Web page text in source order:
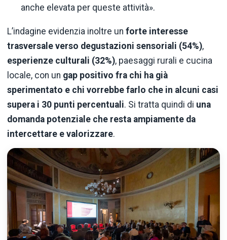
anche elevata per queste attività».
L’indagine evidenzia inoltre un forte interesse
trasversale verso degustazioni sensoriali (54%),
esperienze culturali (32%), paesaggi rurali e cucina
locale, con un gap positivo fra chi ha già
sperimentato e chi vorrebbe farlo che in alcuni casi
supera i 30 punti percentuali. Si tratta quindi di una
domanda potenziale che resta ampiamente da
intercettare e valorizzare.